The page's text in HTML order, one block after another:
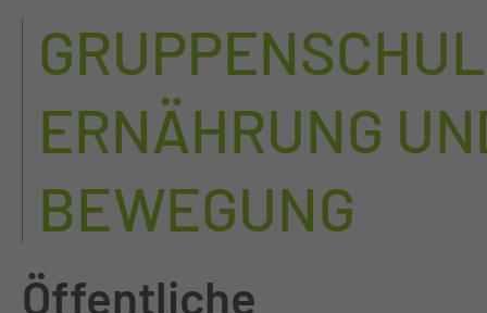
ERNÄHRUNG
BEWEGUNG
Öffentliche